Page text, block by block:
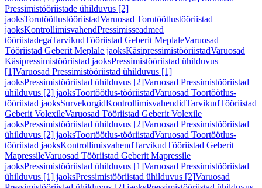
Pressimistööriistade ühilduvus [2]
jaoksTorutöötlustööriistadVaruosad Torutöötlustööriistad
jaoksKontrollimisvahendPressimisseadmed
tööriistadegaTarvikudTööriistad Geberit MeplaleVaruosad
Tööriistad Geberit Meplale jaoksKäsipressimistööriistadVaruosad
Käsipressimistööriistad jaoksPressimistööriistad ühilduvus
[1]Varuosad Pressimistööriistad ühilduvus [1]
jaoksPressimistööriistad ühilduvus [2]Varuosad Pressimistööriistad
ühilduvus [2] jaoksToortöötlus-tööriistadVaruosad Toortöötlus-
tööriistad jaoksSurvekorgidKontrollimisvahendidTarvikudTööriistad
Geberit VolexileVaruosad Tööriistad Geberit Volexile
jaoksPressimistööriistad ühilduvus [2]Varuosad Pressimistööriistad
ühilduvus [2] jaoksToortöötlus-tööriistadVaruosad Toortöötlus-
tööriistad jaoksKontrollimisvahendTarvikudTööriistad Geberit
MapressileVaruosad Tööriistad Geberit Mapressile
jaoksPressimistööriistad ühilduvus [1]Varuosad Pressimistööriistad
ühilduvus [1] jaoksPressimistööriistad ühilduvus [2]Varuosad